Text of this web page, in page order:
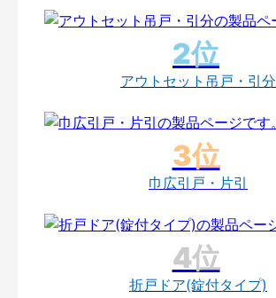
アウトセット吊戸・引分
巾広引戸・片引
折戸ドア(錠付タイプ)